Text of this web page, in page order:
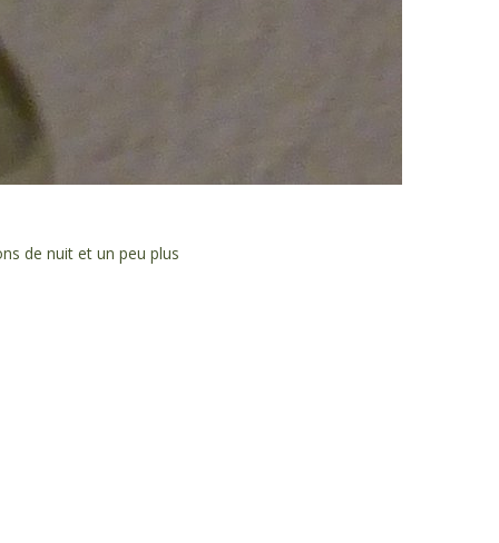
de nuit et un peu plus